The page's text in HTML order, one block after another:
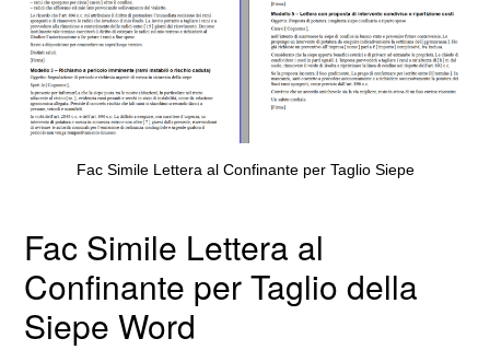
Fac Simile Lettera al Confinante per Taglio Siepe
Fac Simile Lettera al
Confinante per Taglio della
Siepe Word